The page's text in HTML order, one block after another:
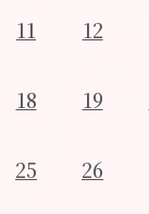
11 12
18 19
25 26